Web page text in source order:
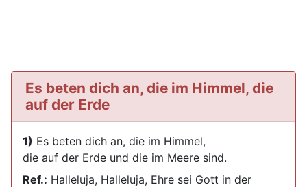
Es beten dich an, die im Himmel, die
auf der Erde
1) Es beten dich an, die im Himmel,
die auf der Erde und die im Meere sind.
Ref.: Halleluja, Halleluja, Ehre sei Gott in der